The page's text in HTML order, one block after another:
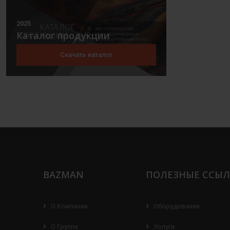
2025
Каталог продукции
Скачать каталог
BAZMAN
О Компании
О Группе
ПОЛЕЗНЫЕ
Оборудование
Услуги